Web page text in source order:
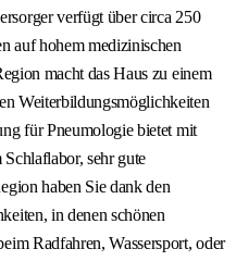
verfügt über circa 250
auf hohem medizinischen
macht das Haus zu einem
Weiterbildungsmöglichkeiten
für Pneumologie bietet mit
sehr gute
haben Sie dank den
in denen schönen
Radfahren, Wassersport, oder